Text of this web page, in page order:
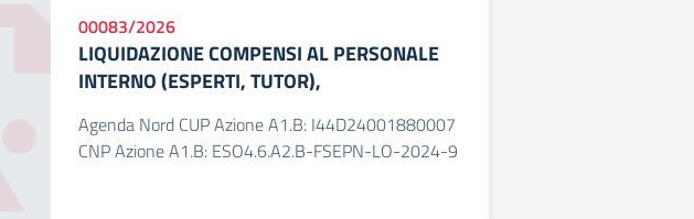
00083/2026
LIQUIDAZIONE COMPENSI AL PERSONALE
INTERNO (ESPERTI, TUTOR),
Agenda Nord CUP Azione A1.B: I44D24001880007
CNP Azione A1.B: ESO4.6.A2.B-FSEPN-LO-2024-9